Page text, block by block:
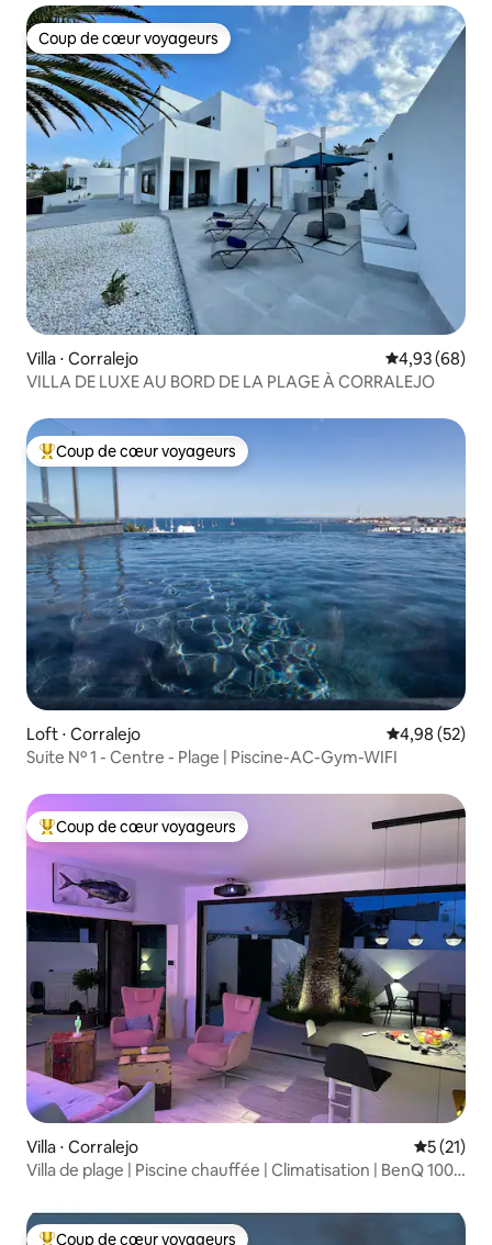
Coup de cœur voyageurs
Coup de cœur voyageurs
Villa ⋅ Corralejo Évaluation
4,93 (68)
VILLA DE LUXE AU BORD DE LA PLAGE À CORRALEJO
Coups de cœur voyageurs les plus appréciés
Coup de cœur voyageurs
Loft ⋅ Corralejo Évaluation
4,98 (52)
Suite Nº 1 - Centre - Plage | Piscine-AC-Gym-WIFI
Coups de cœur voyageurs les plus appréciés
Coup de cœur voyageurs
Villa ⋅ Corralejo
5 (21)
Villa de plage | Piscine chauffée | Climatisation | BenQ 100"
Coup de cœur voyageurs